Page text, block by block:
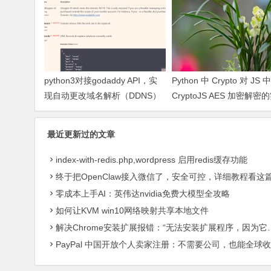
python3对接godaddy API，实
现自动更改域名解析（DDNS）
Python 中 Crypto 对 JS 中
CryptoJS AES 加密解密
及问题处理
最近更新过的文章
index-with-redis.php,wordpress 启用redis缓存功能
终于把OpenClaw接入微信了，安全可控，详细教程看这
零成本上手AI：英伟达nvidia免费大模型全攻略
如何让KVM win10网络映射共享本地文件
解决Chrome安装扩展报错：“无法安装扩展程序，因为它使用了不受支持的清单版本“
PayPal 中国开放个人卖家注册：不需要公司，也能全球收款了